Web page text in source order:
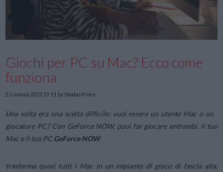
Giochi per PC su Mac? Ecco come
funziona
2 Gennaio 2022 15:11 by Voodoo Prime
Una volta era una scelta difficile: vuoi essere un utente Mac o un
giocatore PC? Con GeForce NOW, puoi far giocare entrambi, il tuo
Mac e il tuo PC.GeForce NOW
trasforma quasi tutti i Mac in un impianto di gioco di fascia alta,